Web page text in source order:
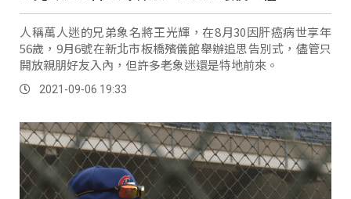
人稱萬人迷的兄弟象名將王光輝，在8月30因肝癌病世享年
56歲，9月6號在新北市板橋殯儀館舉辦追思告別式，儘管只
開放親朋好友入內，但許多老象迷還是特地前來。
2021-09-06 19:33